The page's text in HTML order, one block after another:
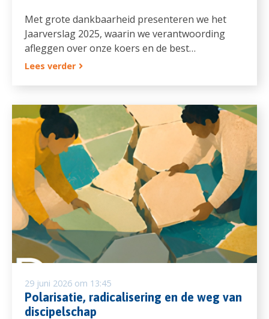
Met grote dankbaarheid presenteren we het
Jaarverslag 2025, waarin we verantwoording
afleggen over onze koers en de best…
Lees verder
29 juni 2026 om 13:45
Polarisatie, radicalisering en de weg van
discipelschap